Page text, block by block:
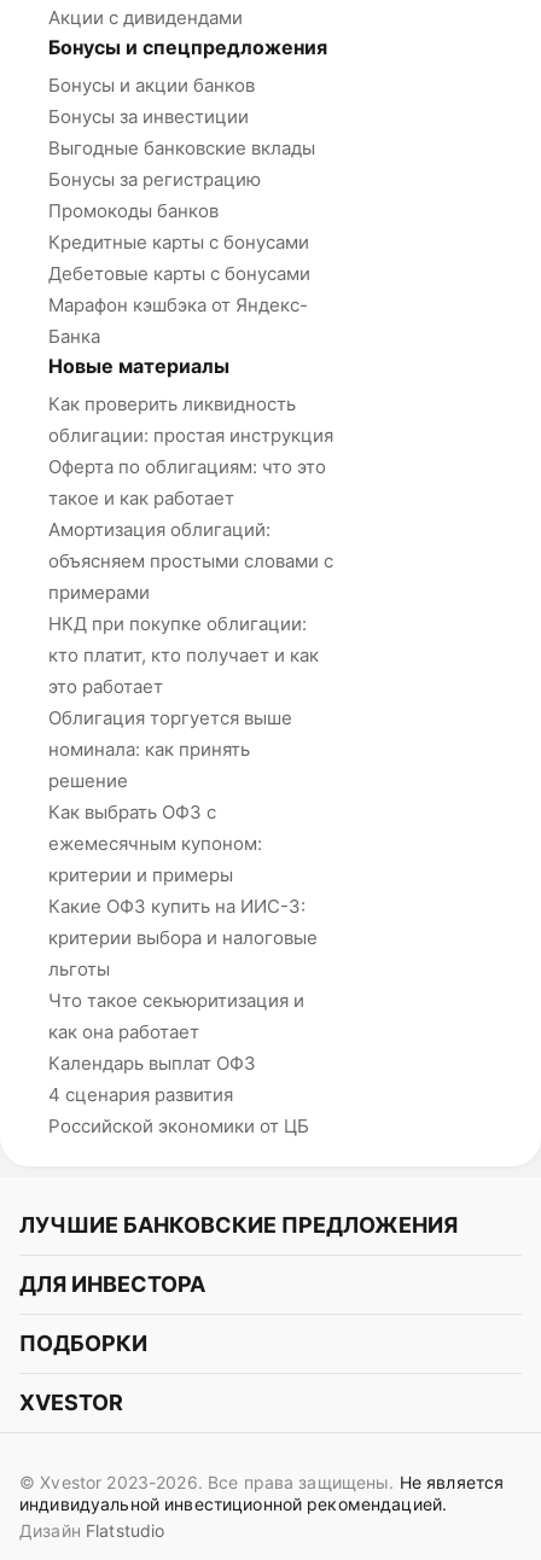
Акции с дивидендами
Бонусы и спецпредложения
Бонусы и акции банков
Бонусы за инвестиции
Выгодные банковские вклады
Бонусы за регистрацию
Промокоды банков
Кредитные карты с бонусами
Дебетовые карты с бонусами
Марафон кэшбэка от Яндекс-
Банка
Новые материалы
Как проверить ликвидность
облигации: простая инструкция
Оферта по облигациям: что это
такое и как работает
Амортизация облигаций:
объясняем простыми словами с
примерами
НКД при покупке облигации:
кто платит, кто получает и как
это работает
Облигация торгуется выше
номинала: как принять
решение
Как выбрать ОФЗ с
ежемесячным купоном:
критерии и примеры
Какие ОФЗ купить на ИИС-3:
критерии выбора и налоговые
льготы
Что такое секьюритизация и
как она работает
Календарь выплат ОФЗ
4 сценария развития
Российской экономики от ЦБ
ЛУЧШИЕ БАНКОВСКИЕ ПРЕДЛОЖЕНИЯ
Альфа-Банк
СБЕР
Газпромбанк
OZON Банк
Совкомбанк
ДЛЯ ИНВЕСТОРА
Курс акций
Курс облигаций
Прогнозы на криптовалюты
Идеи инвест аналитиков
ПОДБОРКИ
Подборки акций
Подборки облигаций
XVESTOR
Вконтакте
Поддержка в Telegram
© Xvestor 2023-2026. Все права защищены. Не является
индивидуальной инвестиционной рекомендацией.
Дизайн Flatstudio